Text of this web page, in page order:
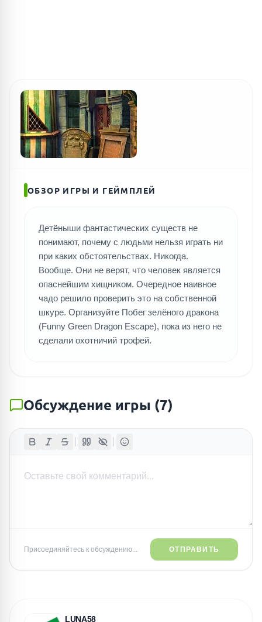
ПОИСК ИГР
ОБЗОР ИГРЫ И ГЕЙМПЛЕЙ
Детёныши фантастических существ не
понимают, почему с людьми нельзя играть ни
при каких обстоятельствах. Никогда.
Вообще. Они не верят, что человек является
опаснейшим хищником. Очередное наивное
чадо решило проверить это на собственной
шкуре. Организуйте Побег зелёного дракона
(Funny Green Dragon Escape), пока из него не
сделали охотничий трофей.
Обсуждение игры (7)
Присоединяйтесь к обсуждению... ОТПРАВИТЬ
LUNA58